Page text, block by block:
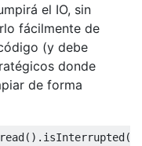
el IO, sin
fácilmente de
(y debe
donde
de forma
(). isInterrupted